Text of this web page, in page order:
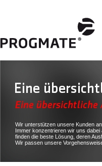
Wir unterstützen unsere Kunden
Immer konzentrieren wir uns
finden die beste Lösung, deren
Wir passen unsere